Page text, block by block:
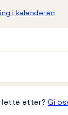
i kalenderen
lette etter?Gi